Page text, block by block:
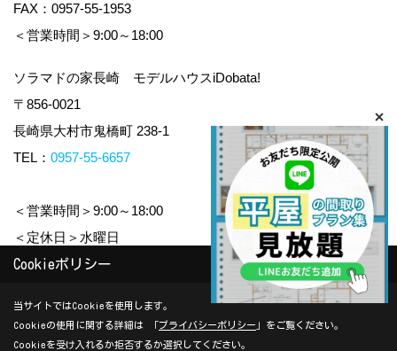
FAX：0957-55-1953
＜営業時間＞9:00～18:00
ソラマドの家長崎 モデルハウスiDobata!
〒856-0021
長崎県大村市鬼橋町 238-1
TEL： 0957-55-6657
＜営業時間＞9:00～18:00
＜定休日＞水曜日
Copyright (c) yamauchi-jyuken. All Rights Reserved.
Produced byゴデスクリエイト
Cookieポリシー
当サイトではCookieを使用します。
Cookieの使用に関する詳細は 「プライバシーポリシー 」をご覧ください。
Cookieを受け入れるか拒否するか選択してください。